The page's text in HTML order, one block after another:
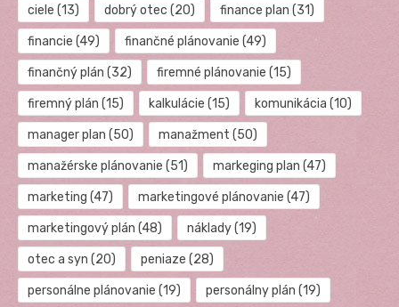
ciele (13) dobrý otec (20) finance plan (31)
financie (49) finančné plánovanie (49)
finančný plán (32) firemné plánovanie (15)
firemný plán (15) kalkulácie (15) komunikácia (10)
manager plan (50) manažment (50)
manažérske plánovanie (51) markeging plan (47)
marketing (47) marketingové plánovanie (47)
marketingový plán (48) náklady(19)
otec a syn (20) peniaze (28)
personálne plánovanie (19) personálny plán (19)